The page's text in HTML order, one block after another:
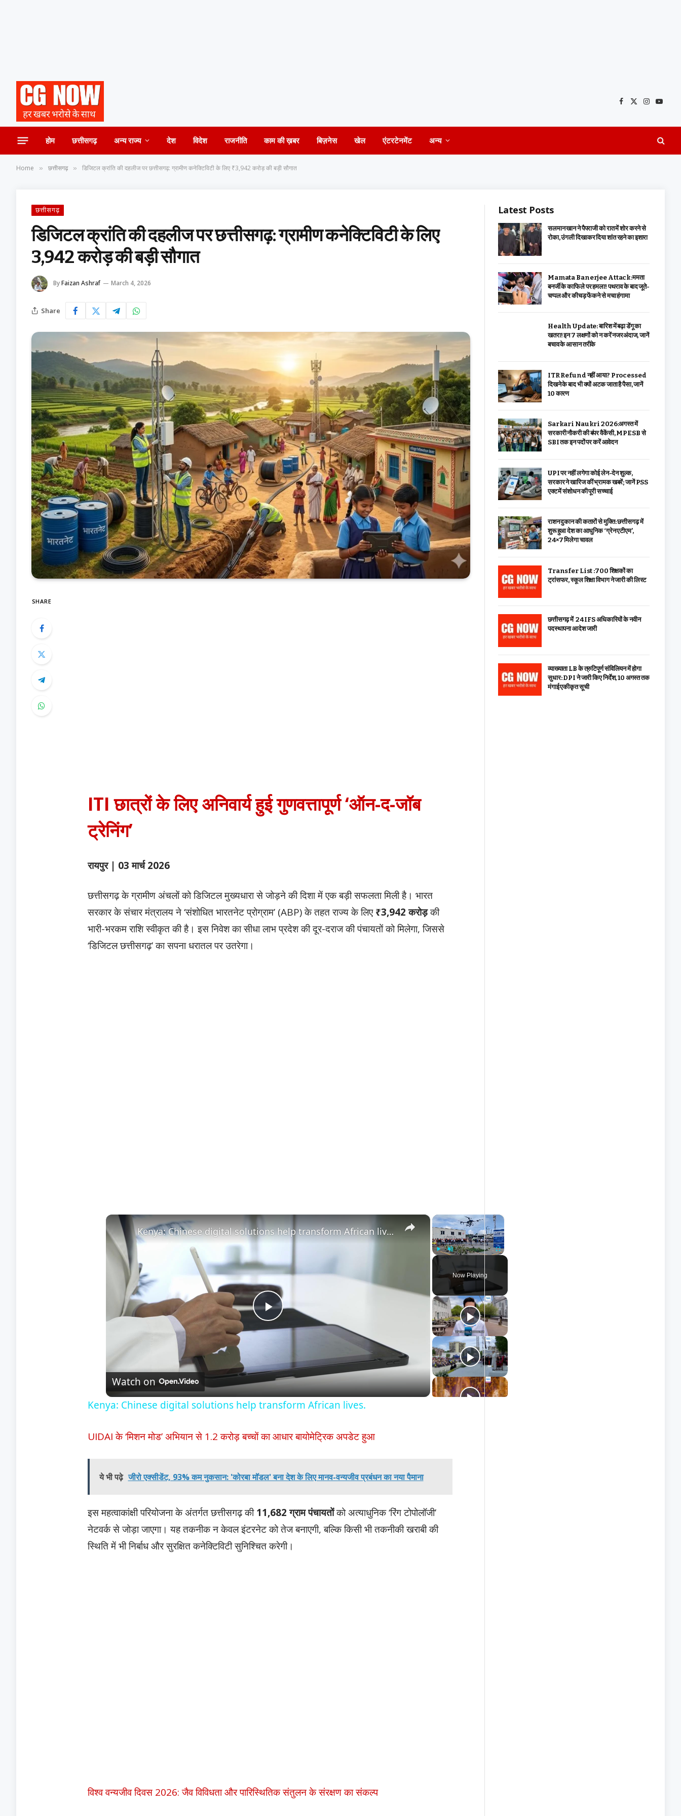
Facebook
X
Instagram
होम छत्तीसगढ़ अन्य राज्य देश विदेश राजनीति काम की ख़बर बिज़नेस खेल एंटरटेनमेंट अन्य
Home » छत्तीसगढ़ » डिजिटल क्रांति की दहलीज पर छत्तीसगढ़: ग्रामीण कनेक्टिविटी के लिए ₹3,942 करोड़ की बड़ी सौगात
छत्तीसगढ़
डिजिटल क्रांति की दहलीज पर छत्तीसगढ़: ग्रामीण कनेक्टिविटी के लिए
₹3,942 करोड़ की बड़ी सौगात
ByFaizan Ashraf March 4, 2026
Share
SHARE
ITI छात्रों के लिए अनिवार्य हुई गुणवत्तापूर्ण ‘ऑन-द-जॉब
ट्रेनिंग’
रायपुर | 03 मार्च 2026
​छत्तीसगढ़ के ग्रामीण अंचलों को डिजिटल मुख्यधारा से जोड़ने की दिशा में एक बड़ी सफलता मिली है। भारत
सरकार के संचार मंत्रालय ने ‘संशोधित भारतनेट प्रोग्राम’ (ABP) के तहत राज्य के लिए₹3,942 करोड़की
भारी-भरकम राशि स्वीकृत की है। इस निवेश का सीधा लाभ प्रदेश की दूर-दराज की पंचायतों को मिलेगा, जिससे
‘डिजिटल छत्तीसगढ़’ का सपना धरातल पर उतरेगा।
×
Fullscreen
Now Playing
×
Play
Video
Kenya: Chinese digital solutions help transform African lives.
Watch on
Kenya: Chinese digital solutions help transform African lives.
UIDAI के ‘मिशन मोड’ अभियान से 1.2 करोड़ बच्चों का आधार बायोमेट्रिक अपडेट हुआ
ये भी पढ़े जीरो एक्सीडेंट, 93% कम नुकसान: 'कोरबा मॉडल' बना देश के लिए मानव-वन्यजीव प्रबंधन का नया पैमाना
​इस महत्वाकांक्षी परियोजना के अंतर्गत छत्तीसगढ़ की11,682 ग्राम पंचायतोंको अत्याधुनिक ‘रिंग टोपोलॉजी’
नेटवर्क से जोड़ा जाएगा। यह तकनीक न केवल इंटरनेट को तेज बनाएगी, बल्कि किसी भी तकनीकी खराबी की
स्थिति में भी निर्बाध और सुरक्षित कनेक्टिविटी सुनिश्चित करेगी।
विश्व वन्यजीव दिवस 2026: जैव विविधता और पारिस्थितिक संतुलन के संरक्षण का संकल्प
Latest Posts
सलमान खान ने पैपराजी को रात में शोर करने से
रोका, उंगली दिखाकर दिया शांत रहने का इशारा
Mamata Banerjee Attack:ममता
बनर्जी के काफिले पर हमला! पथराव के बाद जूते-
चप्पल और कीचड़ फेंकने से मचा हंगामा
Health Update: बारिश में बढ़ा डेंगू का
खतरा! इन 7 लक्षणों को न करें नजरअंदाज, जानें
बचाव के आसान तरीके
ITR Refund नहीं आया? Processed
दिखने के बाद भी क्यों अटक जाता है पैसा, जानें
10 कारण
Sarkari Naukri 2026:अगस्त में
सरकारी नौकरी की बंपर वैकेंसी, MPESB से
SBI तक इन पदों पर करें आवेदन
UPI पर नहीं लगेगा कोई लेन-देन शुल्क,
सरकार ने खारिज कीं भ्रामक खबरें; जानें PSS
एक्ट में संशोधन की पूरी सच्चाई
राशन दुकान की कतारों से मुक्ति: छत्तीसगढ़ में
शुरू हुआ देश का आधुनिक ‘ग्रेन एटीएम’,
24×7 मिलेगा चावल
Transfer List :700 शिक्षकों का
ट्रांसफर, स्कूल शिक्षा विभाग ने जारी की लिस्ट
छत्तीसगढ़ में 24 IFS अधिकारियों के नवीन
पदस्थापना आदेश जारी
व्याख्याता LB के त्रुटिपूर्ण संविलियन में होगा
सुधार: DPI ने जारी किए निर्देश, 10 अगस्त तक
मंगाई एकीकृत सूची